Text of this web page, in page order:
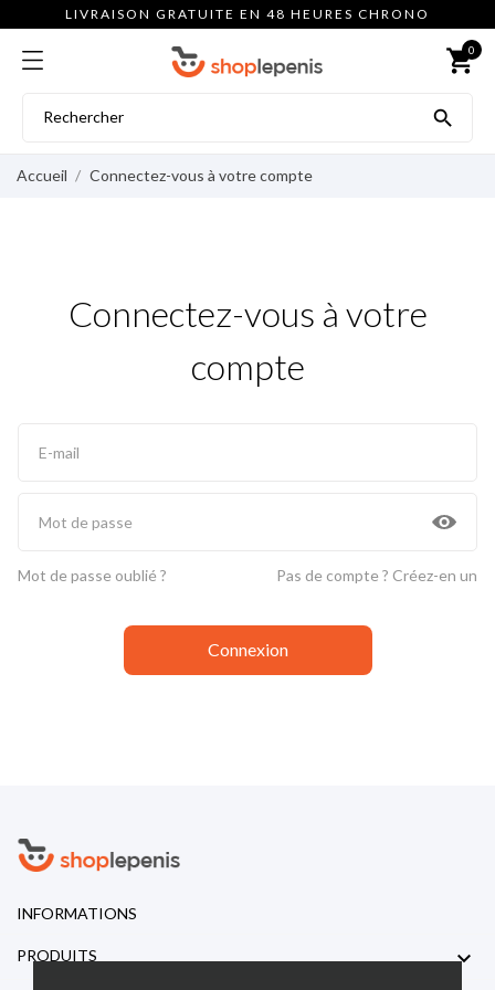
LIVRAISON GRATUITE EN 48 HEURES CHRONO
shopping_cart
0

Accueil Connectez-vous à votre compte
Connectez-vous à votre
compte
Mot de passe oublié ? Pas de compte ? Créez-en un
Connexion
INFORMATIONS
PRODUITS
